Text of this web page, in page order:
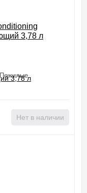
3,78 л
Крупные, Миниатюрные),
Нет в наличии